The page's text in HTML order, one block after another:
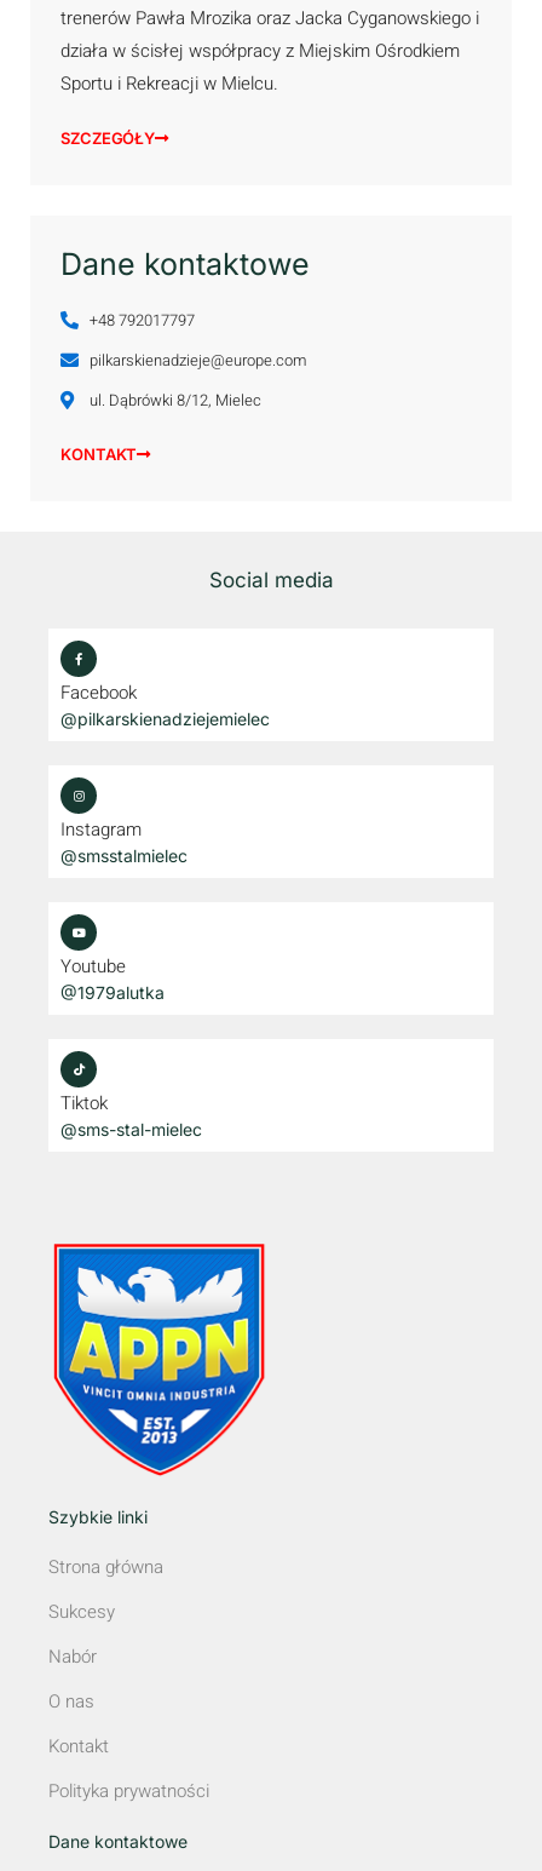
trenerów Pawła Mrozika oraz Jacka Cyganowskiego i
działa w ścisłej współpracy z Miejskim Ośrodkiem
Sportu i Rekreacji w Mielcu.
SZCZEGÓŁY
Dane kontaktowe
+48 792017797
pilkarskienadzieje@europe.com
ul. Dąbrówki 8/12, Mielec
KONTAKT
Social media
Facebook
@pilkarskienadziejemielec
Instagram
@smsstalmielec
Youtube
@1979alutka
Tiktok
@sms-stal-mielec
Szybkie linki
Strona główna
Sukcesy
Nabór
O nas
Kontakt
Polityka prywatności
Dane kontaktowe